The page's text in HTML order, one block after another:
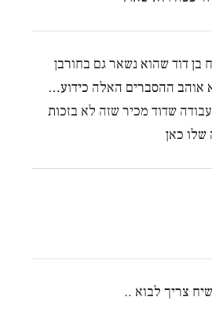
בן דוד שהוא נשאר גם בחורבן
אוהב ההסברים האלה כידוע…
שדוד מכיר שזה לא בזכות
שלו כאן
צריך לבוא ..